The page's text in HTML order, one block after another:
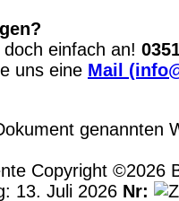
einfach an!
uns eine Mail
genannten
Copyright ©2026
13. Juli 2026 Nr: